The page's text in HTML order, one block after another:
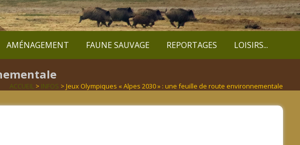
AMÉNAGEMENT FAUNE SAUVAGE REPORTAGES LOISIRS...
ACCUEIL > INFOS > Jeux Olympiques « Alpes 2030 » : une feuille de route environnementale